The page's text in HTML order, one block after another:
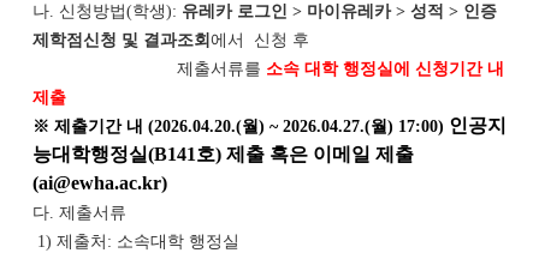
나. 신청방법(학생): 유레카 로그인 > 마이유레카 > 성적 > 인증
제학점신청 및 결과조회 에서 신청 후
제출서류를 소속 대학 행정실에 신청기간 내
제출
※ 제출기간 내 (2026.04.20.(월) ~ 2026.04.27.(월) 17:00) 인공지
능대학행정실(B141호) 제출 혹은 이메일 제출
(ai@ewha.ac.kr)
다. 제출서류
1) 제출처: 소속대학 행정실